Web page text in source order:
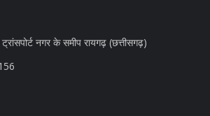
ट्रांसपोर्ट नगर के समीप रायगढ़ (छत्तीसगढ़)